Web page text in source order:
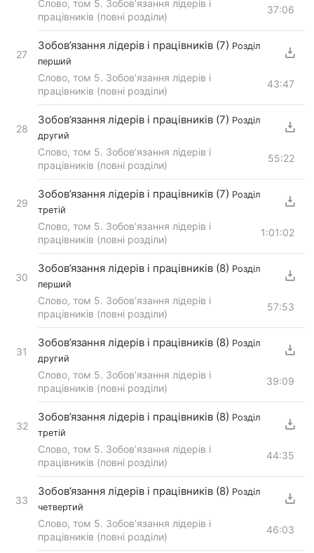
Слово, том 5. Зобов’язання лідерів і
працівників (повні розділи)
37:06
27
Зобов’язання лідерів і працівників (7) Розділ
перший
Слово, том 5. Зобов’язання лідерів і
працівників (повні розділи)
43:47
28
Зобов’язання лідерів і працівників (7) Розділ
другий
Слово, том 5. Зобов’язання лідерів і
працівників (повні розділи)
55:22
29
Зобов’язання лідерів і працівників (7) Розділ
третій
Слово, том 5. Зобов’язання лідерів і
працівників (повні розділи)
1:01:02
30
Зобов’язання лідерів і працівників (8) Розділ
перший
Слово, том 5. Зобов’язання лідерів і
працівників (повні розділи)
57:53
31
Зобов’язання лідерів і працівників (8) Розділ
другий
Слово, том 5. Зобов’язання лідерів і
працівників (повні розділи)
39:09
32
Зобов’язання лідерів і працівників (8) Розділ
третій
Слово, том 5. Зобов’язання лідерів і
працівників (повні розділи)
44:35
33
Зобов’язання лідерів і працівників (8) Розділ
четвертий
Слово, том 5. Зобов’язання лідерів і
працівників (повні розділи)
46:03